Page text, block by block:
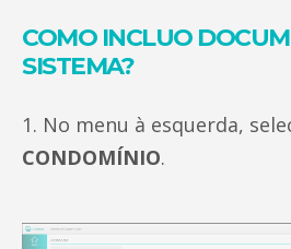
COMO INCLUO
SISTEMA?
1. No menu à esquerda,
CONDOMÍNIO.